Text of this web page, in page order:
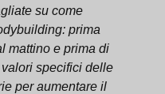
su come
prima
mattino e prima di
specifici delle
per aumentare il